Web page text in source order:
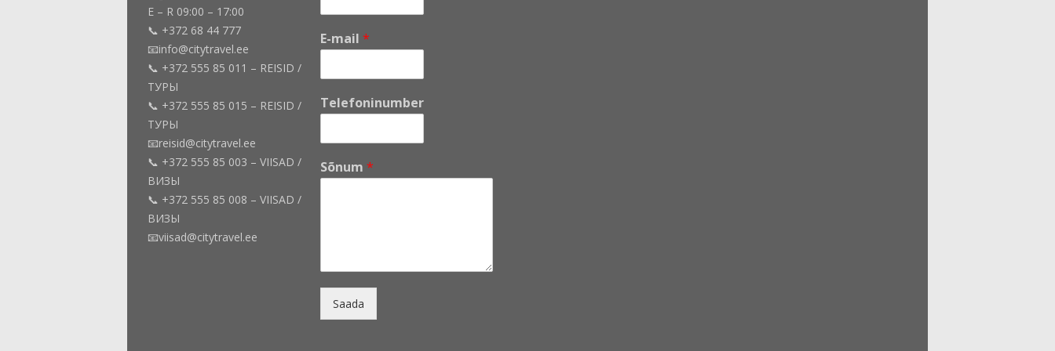
E – R 09:00 – 17:00
📞 +372 68 44 777
📧info@citytravel.ee
📞 +372 555 85 011 – REISID /
ТУРЫ
📞 +372 555 85 015 – REISID /
ТУРЫ
📧reisid@citytravel.ee
📞 +372 555 85 003 – VIISAD /
ВИЗЫ
📞 +372 555 85 008 – VIISAD /
ВИЗЫ
📧viisad@citytravel.ee
E-mail *
*
E
m
i
i
Telefoninumber
Sõnum *
Saada